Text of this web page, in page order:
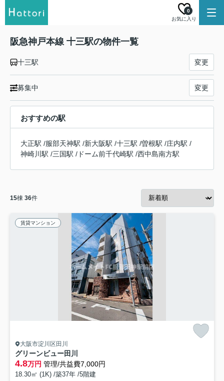
お気に入り
0
阪急神戸本線 十三駅の物件一覧
十三駅 変更
募集中 変更
おすすめの駅
大正駅 /服部天神駅 /新大阪駅 /十三駅 /曽根駅 /庄内駅 /
神崎川駅 /三国駅 / ドーム前千代崎駅 /西中島南方駅
15棟 36件
賃貸マンション
大阪市淀川区田川
グリーンビュー田川
4.8万円 管理/共益費7,000円
18.30㎡ (1K) /築37年 /5階建